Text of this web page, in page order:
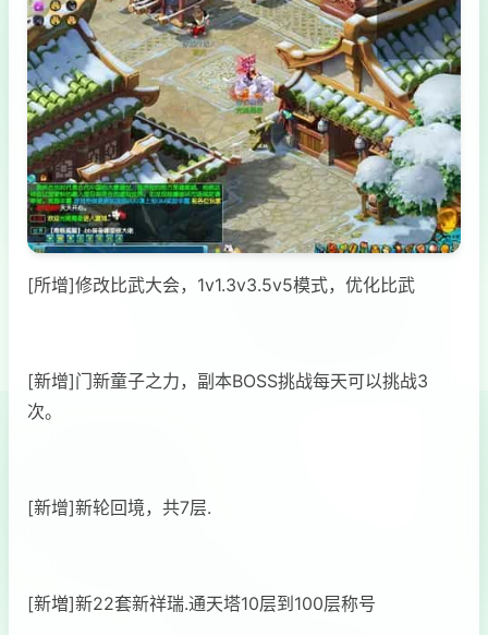
[所增]修改比武大会，1v1.3v3.5v5模式，优化比武
[新增]门新童子之力，副本BOSS挑战每天可以挑战3
次。
[新增]新轮回境，共7层.
[新増]新22套新祥瑞.通天塔10层到100层称号